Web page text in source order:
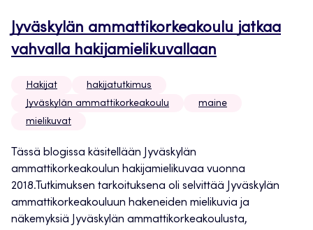
Jyväskylän ammattikorkeakoulu jatkaa
vahvalla hakijamielikuvallaan
Hakijat
hakijatutkimus
Jyväskylän ammattikorkeakoulu
maine
mielikuvat
Tässä blogissa käsitellään Jyväskylän
ammattikorkeakoulun hakijamielikuvaa vuonna
2018.Tutkimuksen tarkoituksena oli selvittää Jyväskylän
ammattikorkeakouluun hakeneiden mielikuvia ja
näkemyksiä Jyväskylän ammattikorkeakoulusta,